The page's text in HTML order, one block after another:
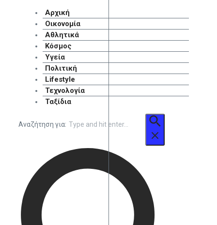
Αρχική
Οικονομία
Αθλητικά
Κόσμος
Υγεία
Πολιτική
Lifestyle
Τεχνολογία
Ταξίδια
Αναζήτηση για: